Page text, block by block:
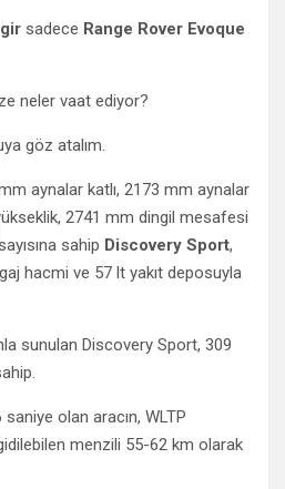
sadece Range Rover Evoque
neler vaat ediyor?
göz atalım.
aynalar katlı, 2173 mm aynalar
2741 mm dingil mesafesi
sahip Discovery Sport,
hacmi ve 57 lt yakıt deposuyla
sunulan Discovery Sport, 309
olan aracın, WLTP
menzili 55-62 km olarak